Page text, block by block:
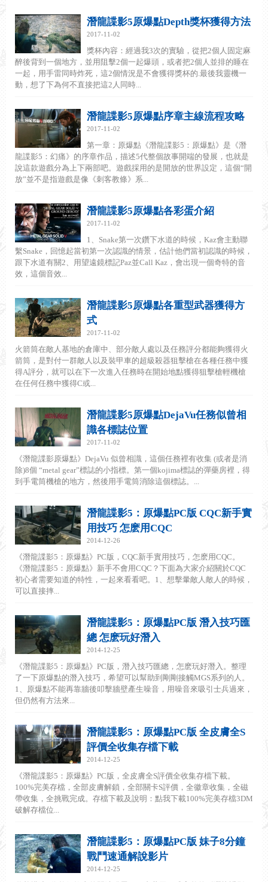
潛龍諜影5原爆點Depth獎杯獲得方法
2017-11-02
獎杯內容：經過我3次的實驗，從把2個人固定麻
醉後背到一個地方，並用阻擊2個一起爆頭，或者把2個人並排的睡在
一起，用手雷同時炸死，這2個情況是不會獲得獎杯的.最後我靈機一
動，想了下為何不直接把這2人同時...
潛龍諜影5原爆點序章主線流程攻略
2017-11-02
第一章：原爆點《潛龍諜影5：原爆點》是《潛
龍諜影5：幻痛》的序章作品，描述5代整個故事開端的發展，也就是
說這款遊戲分為上下兩部吧。遊戲採用的是開放的世界設定，這個“開
放”並不是指遊戲是像《刺客教條》系...
潛龍諜影5原爆點各彩蛋介紹
2017-11-02
1、Snake第一次鑽下水道的時候，Kaz會主動聯
繫Snake，回憶起當初第一次認識的情景，估計他們當初認識的時候，
跟下水道有關2、用望遠鏡標記Paz並Call Kaz，會出現一個奇特的音
效，這個音效...
潛龍諜影5原爆點各重型武器獲得方
式
2017-11-02
火箭筒在敵人基地的倉庫中、部分敵人處以及任務評分都能夠獲得火
箭筒，是對付一群敵人以及裝甲車的超級殺器狙擊槍在各種任務中獲
得A評分，就可以在下一次進入任務時在開始地點獲得狙擊槍輕機槍
在任何任務中獲得C或...
潛龍諜影5原爆點DejaVu任務似曾相
識各標誌位置
2017-11-02
《潛龍諜影原爆點》DejaVu 似曾相識，這個任務裡有收集 (或者是消
除)8個 “metal gear”標誌的小指標。第一個kojima標誌的彈藥房裡，得
到手電筒機槍的地方，然後用手電筒消除這個標誌。...
潛龍諜影5：原爆點PC版 CQC新手實
用技巧 怎麽用CQC
2014-12-26
《潛龍諜影5：原爆點》PC版，CQC新手實用技巧，怎麽用CQC。
《潛龍諜影5：原爆點》新手不會用CQC？下面為大家介紹關於CQC
初心者需要知道的特性，一起來看看吧。1、想擊暈敵人敵人的時候，
可以直接摔...
潛龍諜影5：原爆點PC版 潛入技巧匯
總 怎麽玩好潛入
2014-12-25
《潛龍諜影5：原爆點》PC版，潛入技巧匯總，怎麽玩好潛入。整理
了一下原爆點的潛入技巧，希望可以幫助到剛剛接觸MGS系列的人。
1、原爆點不能再靠牆後叩擊牆壁產生噪音，用噪音來吸引士兵過來，
但仍然有方法來...
潛龍諜影5：原爆點PC版 全皮膚全S
評價全收集存檔下載
2014-12-25
《潛龍諜影5：原爆點》PC版，全皮膚全S評價全收集存檔下載。
100%完美存檔，全部皮膚解鎖，全部關卡S評價，全徽章收集，全磁
帶收集，全挑戰完成。存檔下載及說明：點我下載100%完美存檔3DM
破解存檔位...
潛龍諜影5：原爆點PC版 妹子8分鐘
戰鬥速通解說影片
2014-12-25